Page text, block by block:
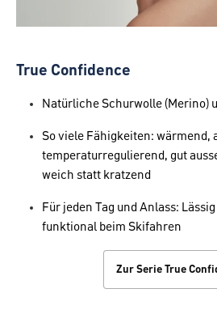
True Confidence
Natürliche Schurwolle (Merino)
So viele Fähigkeiten: wärmend,
temperaturregulierend, gut
weich statt kratzend
Für jeden Tag und Anlass:
funktional beim Skifahren
Zur Serie True